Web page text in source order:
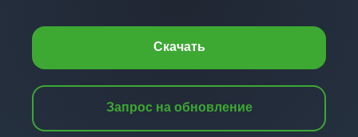
Скачать
Запрос на обновление